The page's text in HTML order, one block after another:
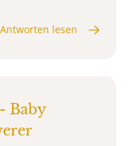
lesen
Baby